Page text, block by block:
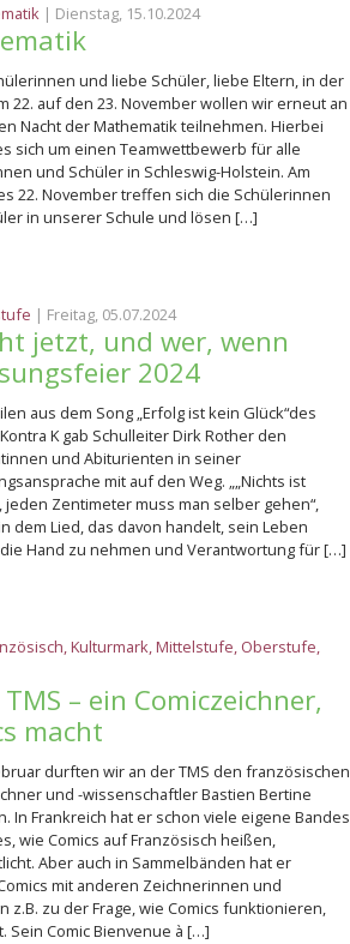
| Dienstag, 15.10.2024
und liebe Schüler, liebe Eltern, in der
22. auf den 23. November wollen wir erneut an
Nacht der Mathematik teilnehmen. Hierbei
sich um einen Teamwettbewerb für alle
und Schüler in Schleswig-Holstein. Am
22. November treffen sich die Schülerinnen
in unserer Schule und lösen […]
| Freitag, 05.07.2024
jetzt, und wer, wenn
2024
aus dem Song „Erfolg ist kein Glück“des
K gab Schulleiter Dirk Rother den
und Abiturienten in seiner
mit auf den Weg. „„Nichts ist
jeden Zentimeter muss man selber gehen“,
dem Lied, das davon handelt, sein Leben
Hand zu nehmen und Verantwortung für […]
,Kulturmark,Mittelstufe, Oberstufe,
– ein Comiczeichner,
macht
durften wir an der TMS den französischen
und -wissenschaftler Bastien Bertine
In Frankreich hat er schon viele eigene Bandes
wie Comics auf Französisch heißen,
Aber auch in Sammelbänden hat er
mit anderen Zeichnerinnen und
z.B. zu der Frage, wie Comics funktionieren,
Sein Comic Bienvenue à […]